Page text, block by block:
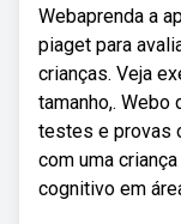
Webaprenda a
piaget para
crianças. Veja
tamanho,.
testes e provas
com uma
cognitivo em